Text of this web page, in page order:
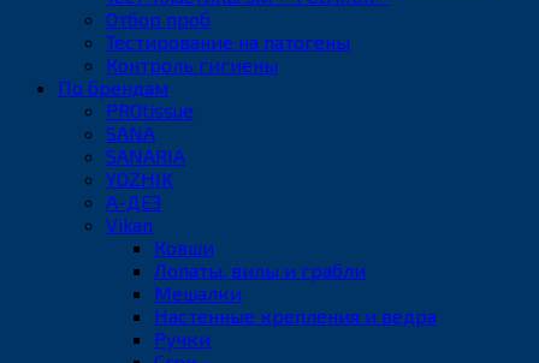
Отбор проб
Тестирование на патогены
Контроль гигиены
По брендам
PROtissue
SANA
SANARIA
YOZHIK
А-ДЕЗ
Vikan
Ковши
Лопаты, вилы и грабли
Мешалки
Настенные крепления и ведра
Ручки